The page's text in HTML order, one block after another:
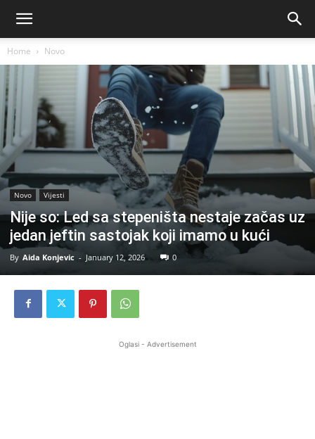
Home Novo
Novo Vijesti
Nije so: Led sa stepeništa nestaje začas uz
jedan jeftin sastojak koji imamo u kući
By Aida Konjevic - January 12, 2026 0
Oglasi - Advertisement